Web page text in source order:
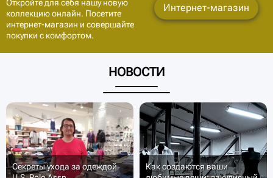
Откройте для себя нашу новую
коллекцию онлайн. Посетите
интернет-магазин и совершайте
покупки с комфортом.
Интернет-магазин
НОВОСТИ
Секреты ухода за одеждой
Как создаются ваши